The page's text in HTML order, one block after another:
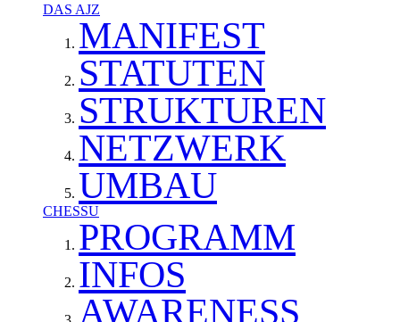
DAS AJZ
MANIFEST
STATUTEN
STRUKTUREN
NETZWERK
UMBAU
CHESSU
PROGRAMM
INFOS
AWARENESS